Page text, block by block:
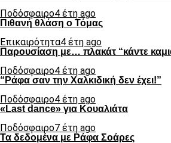
Ποδόσφαιρο4 έτη ago
Πιθανή θλάση ο Τόμας
Επικαιρότητα4 έτη ago
Παρουσίαση με… πλακάτ “κάντε
Ποδόσφαιρο4 έτη ago
“Ράφα σαν την Χαλκιδική δεν έχει!”
Ποδόσφαιρο4 έτη ago
«Last dance» για Κουαλιάτα
Ποδόσφαιρο7 έτη ago
Τα δεδομένα με Ράφα Σοάρες